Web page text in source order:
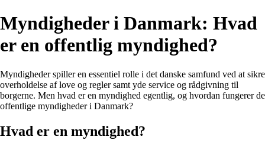
Myndigheder i Danmark: Hvad
er en offentlig myndighed?
Myndigheder spiller en essentiel rolle i det danske samfund ved at sikre
overholdelse af love og regler samt yde service og rådgivning til
borgerne. Men hvad er en myndighed egentlig, og hvordan fungerer de
offentlige myndigheder i Danmark?
Hvad er en myndighed?